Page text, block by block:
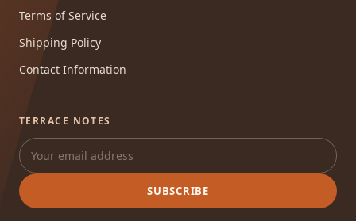
Terms of Service
Shipping Policy
Contact Information
TERRACE NOTES
SUBSCRIBE